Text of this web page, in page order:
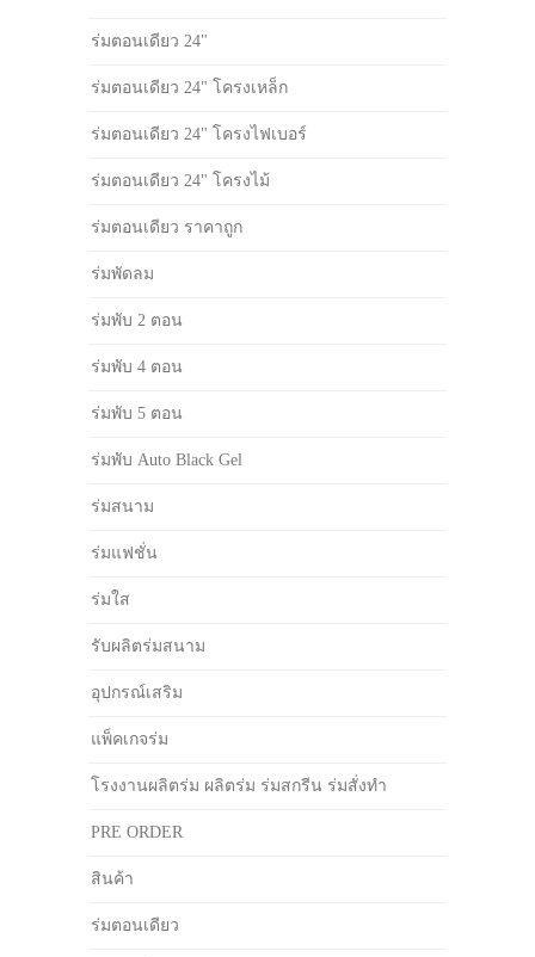
ร่มตอนเดียว 24"
ร่มตอนเดียว 24" โครงเหล็ก
ร่มตอนเดียว 24" โครงไฟเบอร์
ร่มตอนเดียว 24" โครงไม้
ร่มตอนเดียว ราคาถูก
ร่มพัดลม
ร่มพับ 2 ตอน
ร่มพับ 4 ตอน
ร่มพับ 5 ตอน
ร่มพับ Auto Black Gel
ร่มสนาม
ร่มแฟชั่น
ร่มใส
รับผลิตร่มสนาม
อุปกรณ์เสริม
แพ็คเกจร่ม
โรงงานผลิตร่ม ผลิตร่ม ร่มสกรีน ร่มสั่งทำ
PRE ORDER
สินค้า
ร่มตอนเดียว